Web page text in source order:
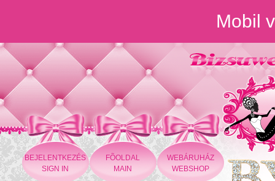
Mobil
BEJELENTKEZÉS
SIGN IN
FÕOLDAL
MAIN
WEBÁRUHÁZ
WEBSHOP